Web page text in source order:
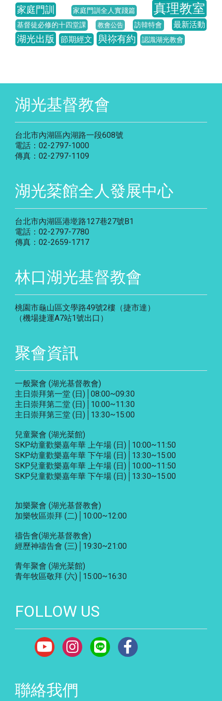
家庭門訓 家庭門訓全人實踐篇 真理教室
基督徒必修的十四堂課 教會公告 訪韓特會 最新活動
湖光出版 節期經文 與祢有約 認識湖光教會
湖光基督教會
台北市內湖區內湖路一段608號
電話：02-2797-1000
傳真：02-2797-1109
湖光棻館全人發展中心
台北市內湖區港墘路127巷27號B1
電話：02-2797-7780
傳真：02-2659-1717
林口湖光基督教會
桃園市龜山區文學路49號2樓（捷市達）
（機場捷運A7站1號出口）
聚會資訊
一般聚會 (湖光基督教會)
主日崇拜第一堂 (日)│08:00~09:30
主日崇拜第二堂 (日)│10:00~11:30
主日崇拜第三堂 (日)│13:30~15:00
兒童聚會 (湖光棻館)
SKP幼童歡樂嘉年華 上午場 (日)│10:00~11:50
SKP幼童歡樂嘉年華 下午場 (日)│13:30~15:00
SKP兒童歡樂嘉年華 上午場 (日)│10:00~11:50
SKP兒童歡樂嘉年華 下午場 (日)│13:30~15:00
加樂聚會 (湖光基督教會)
加樂牧區崇拜 (二)│10:00~12:00
禱告會(湖光基督教會)
經歷神禱告會 (三)│19:30~21:00
青年聚會 (湖光棻館)
青年牧區敬拜 (六)│15:00~16:30
FOLLOW US
聯絡我們